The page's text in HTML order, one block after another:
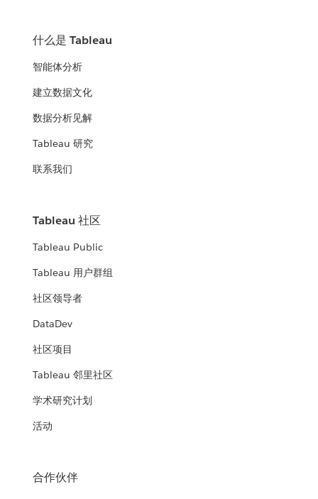
什么是 Tableau
智能体分析
建立数据文化
数据分析见解
Tableau 研究
联系我们
Tableau 社区
Tableau Public
Tableau 用户群组
社区领导者
DataDev
社区项目
Tableau 邻里社区
学术研究计划
活动
合作伙伴